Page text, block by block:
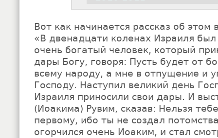
Вот как начинается рассказ об
«В двенадцати коленах Израиля
очень богатый человек, который
дары Богу, говоря: Пусть будет от
всему народу, а мне в отпущение и
Господу. Наступил великий день
Израиля приносили свои дары. И
(Иоакима) Рувим, сказав: Нельзя
первому, ибо ты не создал
огорчился очень Иоаким, и стал